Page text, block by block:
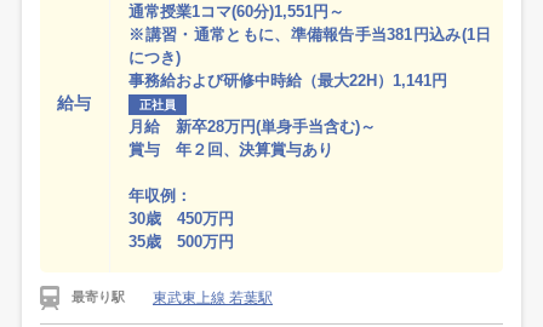
給与
通常授業1コマ(60分)1,551円～
※講習・通常ともに、準備報告手当381円込み(1日
につき)
事務給および研修中時給（最大22H）1,141円
正社員
月給 新卒28万円(単身手当含む)～
賞与 年２回、決算賞与あり
年収例：
30歳 450万円
35歳 500万円
最寄り駅 東武東上線 若葉駅